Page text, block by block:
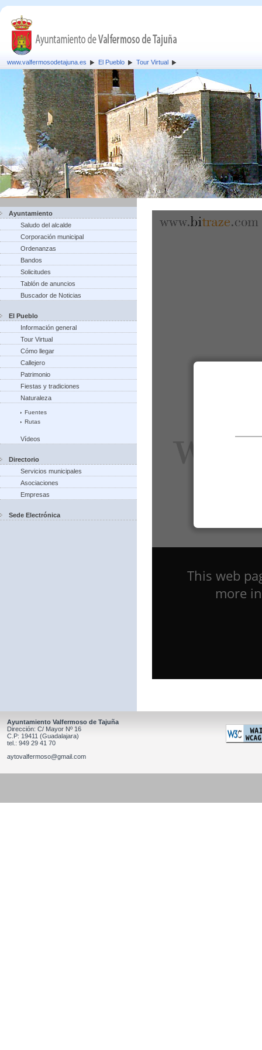
www.valfermosodetajuna.es El Pueblo Tour Virtual
Ayuntamiento
Saludo del alcalde
Corporación municipal
Ordenanzas
Bandos
Solicitudes
Tablón de anuncios
Buscador de Noticias
El Pueblo
Información general
Tour Virtual
Cómo llegar
Callejero
Patrimonio
Fiestas y tradiciones
Naturaleza
Fuentes
Rutas
Vídeos
Directorio
Servicios municipales
Asociaciones
Empresas
Sede Electrónica
Ayuntamiento Valfermoso de Tajuña
Dirección: C/ Mayor Nº 16
C.P: 19411 (Guadalajara)
tel.: 949 29 41 70
aytovalfermoso@gmail.com